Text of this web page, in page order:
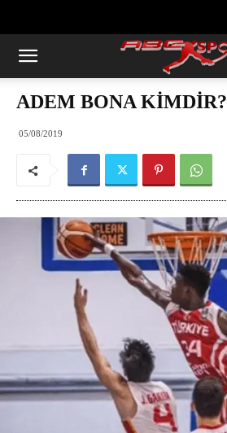
ADEM BONA KİMDİR?
05/08/2019